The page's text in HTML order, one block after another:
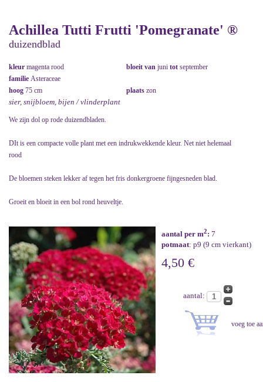
Achillea Tutti Frutti 'Pomegranate' ®
duizendblad
kleur magenta rood bloeit van juni tot september
familie Asteraceae
hoog 75 cm plaats zon
sier, snijbloem, bijen / vlinderplant
We zijn dol op rode duizendbladen.
DIt is een compacte volle plant met een indrukwekkende kleur. Net niet helemaal
rood
De bloemen steken lekker af tegen het fris donkergroene fijngesneden blad.
Groeit en bloeit in een bol rond heuveltje.
aantal per m2: 7
potmaat: p9 (9 cm vierkant)
4,50 €
aantal: